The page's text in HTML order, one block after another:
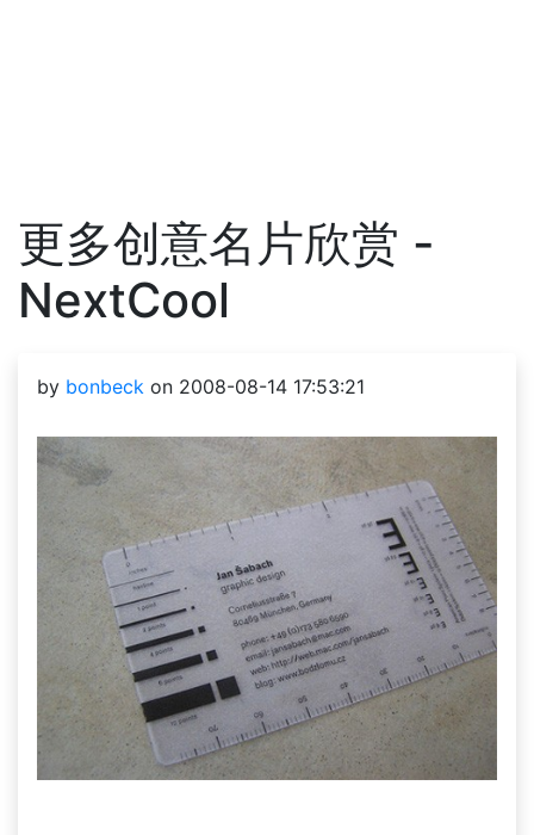
更多创意名片欣赏 -
NextCool
by bonbeck on 2008-08-14 17:53:21